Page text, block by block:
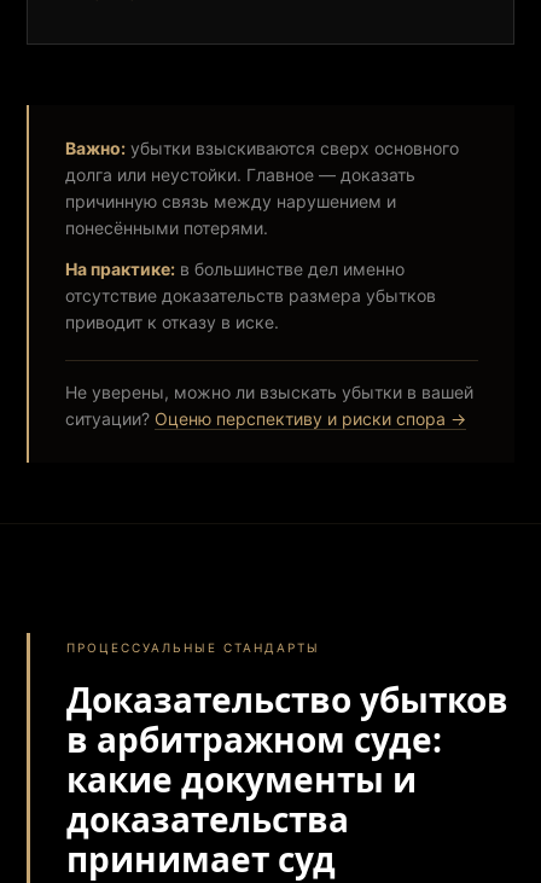
Важно: убытки взыскиваются сверх основного
долга или неустойки. Главное — доказать
причинную связь между нарушением и
понесёнными потерями.
На практике: в большинстве дел именно
отсутствие доказательств размера убытков
приводит к отказу в иске.
Не уверены, можно ли взыскать убытки в вашей
ситуации? Оценю перспективу и риски спора →
ПРОЦЕССУАЛЬНЫЕ СТАНДАРТЫ
Доказательство убытков
в арбитражном суде:
какие документы и
доказательства
принимает суд